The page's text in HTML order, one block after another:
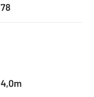
78
4,0m